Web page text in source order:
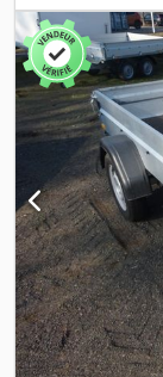
3 010 mm, largeur
de l'espace de
hauteur totale:1
du fabricant
caisse ouverte,
surbaissé... et
vente